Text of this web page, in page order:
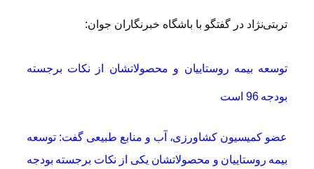
تربتی‌نژاد در گفتگو با باشگاه خبرنگاران جوان:
توسعه بیمه روستاییان و محصولاتشان از نکات برجسته
بودجه 96 است
عضو کمیسیون کشاورزی، آب و منابع طبیعی گفت: توسعه
بیمه روستاییان و محصولاتشان یکی از نکات برجسته بودجه